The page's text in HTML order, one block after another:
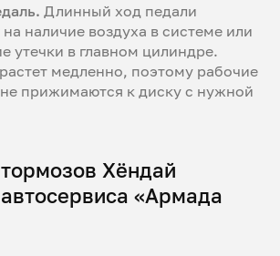
Длинный ход педали
на наличие воздуха в системе или
утечки в главном цилиндре.
медленно, поэтому рабочие
прижимаются к диску с нужной
Хёндай
«Армада